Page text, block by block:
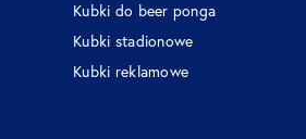
Kubki do beer ponga
Kubki stadionowe
Kubki reklamowe